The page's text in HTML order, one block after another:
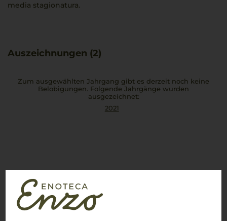
media stagionatura.
Auszeichnungen (2)
Zum ausgewählten Jahrgang gibt es derzeit noch keine
Belobigungen. Folgende Jahrgänge wurden
ausgezeichnet:
2021